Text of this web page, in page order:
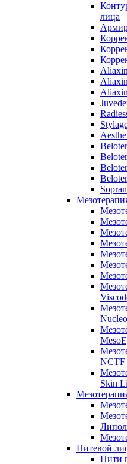
лица
NCTF
Skin
Нитевой
Нити